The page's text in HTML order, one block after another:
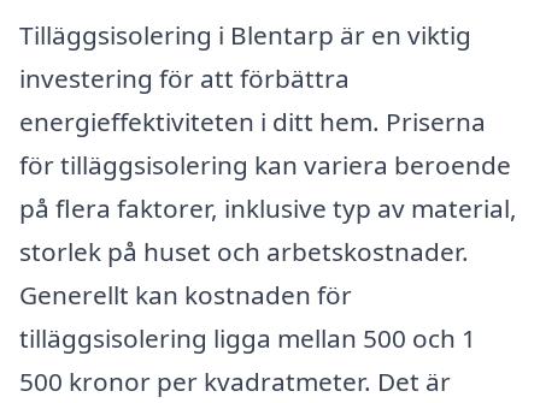
Tilläggsisolering i Blentarp är en viktig
investering för att förbättra
energieffektiviteten i ditt hem. Priserna
för tilläggsisolering kan variera beroende
på flera faktorer, inklusive typ av material,
storlek på huset och arbetskostnader.
Generellt kan kostnaden för
tilläggsisolering ligga mellan 500 och 1
500 kronor per kvadratmeter. Det är